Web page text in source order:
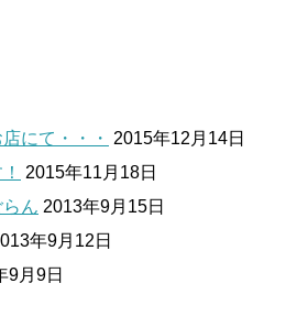
にて・・・
2015年12月14日
2015年11月18日
ん 2013年9月15日
年9月12日
9月9日